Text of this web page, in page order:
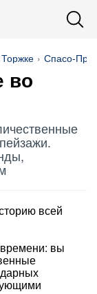
Спасо-
во
всей
вы